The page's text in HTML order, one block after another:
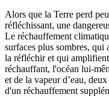
Alors que la Terre perd
réfléchissant, une
Le réchauffement
surfaces plus sombres,
la réfléchir et qui
réchauffant, l'océan lui-
et de la vapeur d’eau,
d'un réchauffement